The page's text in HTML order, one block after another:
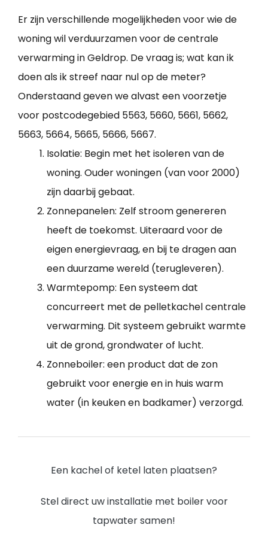
Er zijn verschillende mogelijkheden voor wie de
woning wil verduurzamen voor de centrale
verwarming in Geldrop. De vraag is; wat kan ik
doen als ik streef naar nul op de meter?
Onderstaand geven we alvast een voorzetje
voor postcodegebied 5563, 5660, 5661, 5662,
5663, 5664, 5665, 5666, 5667.
Isolatie: Begin met het isoleren van de
woning. Ouder woningen (van voor 2000)
zijn daarbij gebaat.
Zonnepanelen: Zelf stroom genereren
heeft de toekomst. Uiteraard voor de
eigen energievraag, en bij te dragen aan
een duurzame wereld (terugleveren).
Warmtepomp: Een systeem dat
concurreert met de pelletkachel centrale
verwarming. Dit systeem gebruikt warmte
uit de grond, grondwater of lucht.
Zonneboiler: een product dat de zon
gebruikt voor energie en in huis warm
water (in keuken en badkamer) verzorgd.
Een kachel of ketel laten plaatsen?
Stel direct uw installatie met boiler voor
tapwater samen!